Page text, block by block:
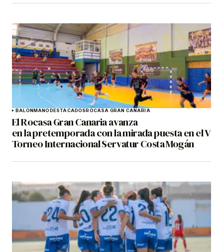
BALONMANODESTACADOSROCASA GRAN CANARIA
El Rocasa Gran Canaria avanza
en la pretemporada con la mirada puesta en el V
Torneo Internacional Servatur Costa Mogán